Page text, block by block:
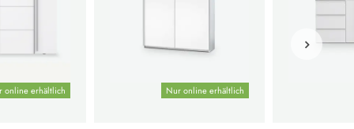
online erhältlich Nur online erhältlich